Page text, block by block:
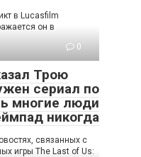
в Lucasfilm
он в
0
Трою
сериал по
многие люди
никогда
связанных с
игры The Last of Us: